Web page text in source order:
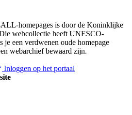
homepages is door de Koninklijke
webcollectie heeft UNESCO-
je een verdwenen oude homepage
webarchief bewaard zijn.
Inloggen op het portaal